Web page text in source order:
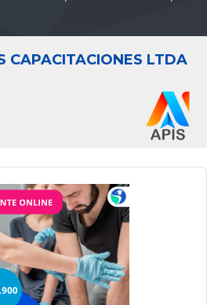
CAPACITACIONES LTDA